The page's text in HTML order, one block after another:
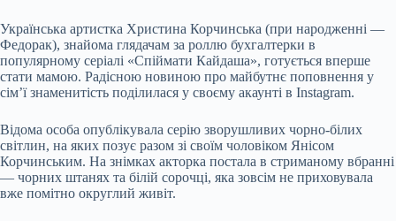
Українська артистка Христина Корчинська (при народженні —
Федорак), знайома глядачам за роллю бухгалтерки в
популярному серіалі «Спіймати Кайдаша», готується вперше
стати мамою. Радісною новиною про майбутнє поповнення у
сім’ї знаменитість поділилася у своєму акаунті в Instagram.
Відома особа опублікувала серію зворушливих чорно-білих
світлин, на яких позує разом зі своїм чоловіком Янісом
Корчинським. На знімках акторка постала в стриманому вбранні
— чорних штанях та білій сорочці, яка зовсім не приховувала
вже помітно округлий живіт.